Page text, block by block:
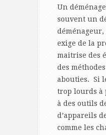
Un
souvent un
exige de la
maitrise des
des
abouties. Si
trop lourds à
à des outils
d’appareils
comme les